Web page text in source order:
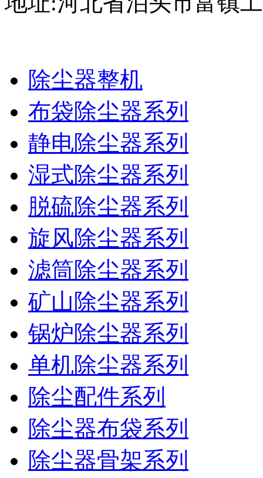
除尘器整机
布袋除尘器系列
静电除尘器系列
湿式除尘器系列
脱硫除尘器系列
旋风除尘器系列
滤筒除尘器系列
矿山除尘器系列
锅炉除尘器系列
单机除尘器系列
除尘配件系列
除尘器布袋系列
除尘器骨架系列